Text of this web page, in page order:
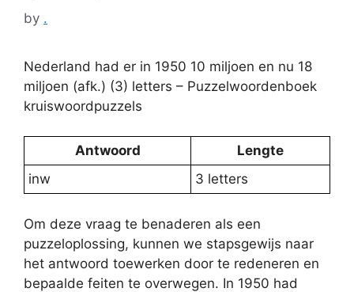
by .
Nederland had er in 1950 10 miljoen en nu 18
miljoen (afk.) (3) letters – Puzzelwoordenboek
kruiswoordpuzzels
Antwoord
Lengte
inw
3 letters
Om deze vraag te benaderen als een
puzzeloplossing, kunnen we stapsgewijs naar
het antwoord toewerken door te redeneren en
bepaalde feiten te overwegen. In 1950 had